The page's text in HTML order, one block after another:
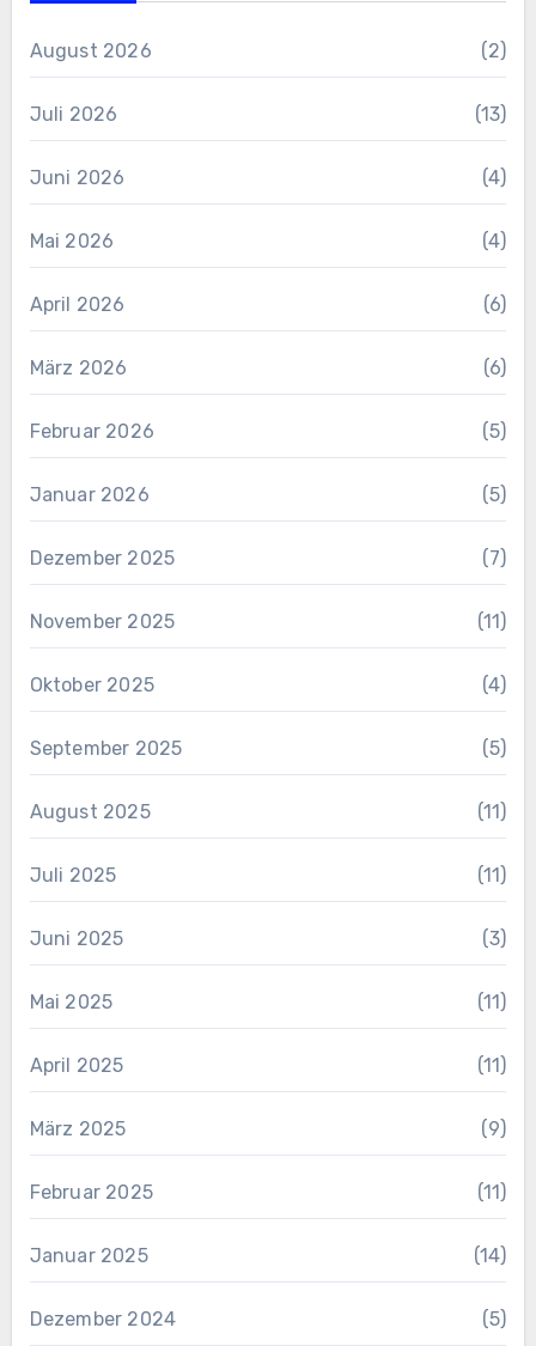
August 2026 (2)
Juli 2026 (13)
Juni 2026 (4)
Mai 2026 (4)
April 2026 (6)
März 2026 (6)
Februar 2026 (5)
Januar 2026 (5)
Dezember 2025 (7)
November 2025 (11)
Oktober 2025 (4)
September 2025 (5)
August 2025 (11)
Juli 2025 (11)
Juni 2025 (3)
Mai 2025 (11)
April 2025 (11)
März 2025 (9)
Februar 2025 (11)
Januar 2025 (14)
Dezember 2024 (5)